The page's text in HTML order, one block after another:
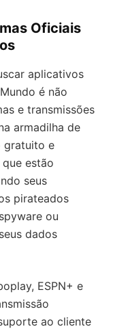
Oficiais
aplicativos
é não
e transmissões
armadilha de
gratuito e
estão
seus
pirateados
ou
dados
ESPN+ e
ao cliente